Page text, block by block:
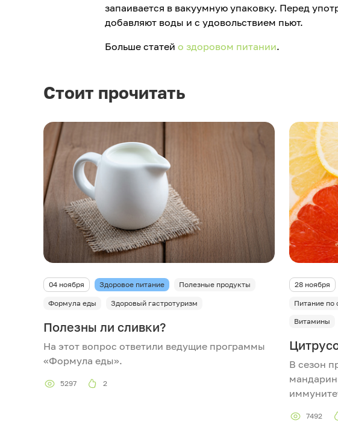
запаивается в вакуумную упаковку. Перед
добавляют воды и с удовольствием пьют.
Больше статей о здоровом питании.
Стоит прочитать
04 ноября Здоровое питание Полезные продукты
Формула еды Здоровый гастротуризм
Полезны ли сливки?
На этот вопрос ответили ведущие программы
«Формула еды».
5297 2
28 ноября
Питание по
Витамины
В сезон
7492